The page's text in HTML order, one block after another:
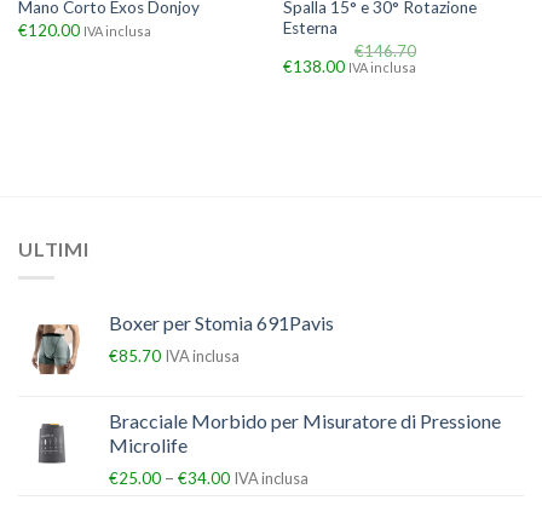
Mano Corto Exos Donjoy
€120.00 IVA inclusa
Spalla 15° e 30° Rotazione
Esterna
€146.70
€138.00 IVA inclusa
ULTIMI
Boxer per Stomia 691Pavis
€85.70 IVA inclusa
Bracciale Morbido per Misuratore di Pressione
Microlife
€25.00 – €34.00 IVA inclusa